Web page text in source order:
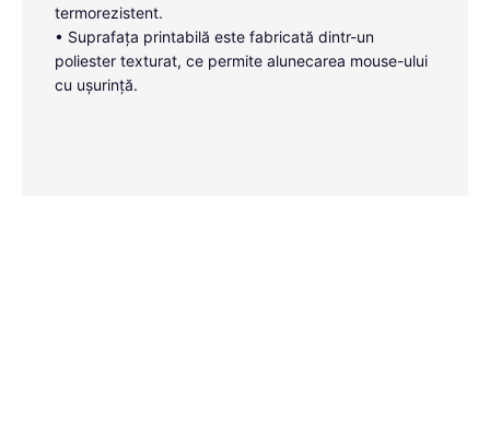
termorezistent.
• Suprafața printabilă este fabricată dintr-un
poliester texturat, ce permite alunecarea mouse-ului
cu ușurință.